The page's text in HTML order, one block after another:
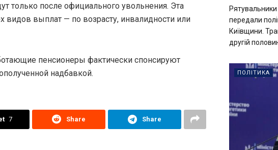
только после официального увольнения. Эта
видов выплат — по возрасту, инвалидности или
пенсионеры фактически спонсируют
надбавкой.
7 Share Share
Рятувальники
передали
Київщини.
другій
ПОЛІТИКА